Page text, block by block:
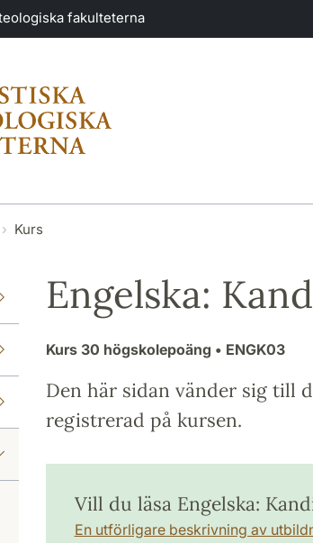
fakulteterna
Kurs
Engelska:
Kurs 30 högskolepoäng • ENGK03
Den här sidan vänder sig till
registrerad på kursen.
Vill du läsa Engelska:
En utförligare beskrivning av